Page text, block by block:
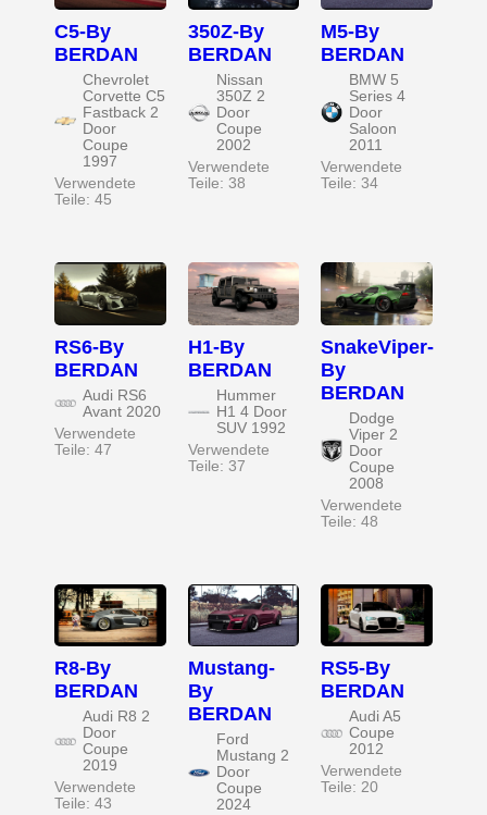
C5-By
BERDAN
Chevrolet
Corvette C5
Fastback 2
Door
Coupe
1997
Verwendete
Teile: 45
350Z-By
BERDAN
Nissan
350Z 2
Door
Coupe
2002
Verwendete
Teile: 38
M5-By
BERDAN
BMW 5
Series 4
Door
Saloon
2011
Verwendete
Teile: 34
RS6-By
BERDAN
Audi RS6
Avant 2020
Verwendete
Teile: 47
H1-By
BERDAN
Hummer
H1 4 Door
SUV 1992
Verwendete
Teile: 37
SnakeViper-
By
BERDAN
Dodge
Viper 2
Door
Coupe
2008
Verwendete
Teile: 48
R8-By
BERDAN
Audi R8 2
Door
Coupe
2019
Verwendete
Teile: 43
Mustang-
By
BERDAN
Ford
Mustang 2
Door
Coupe
2024
RS5-By
BERDAN
Audi A5
Coupe
2012
Verwendete
Teile: 20